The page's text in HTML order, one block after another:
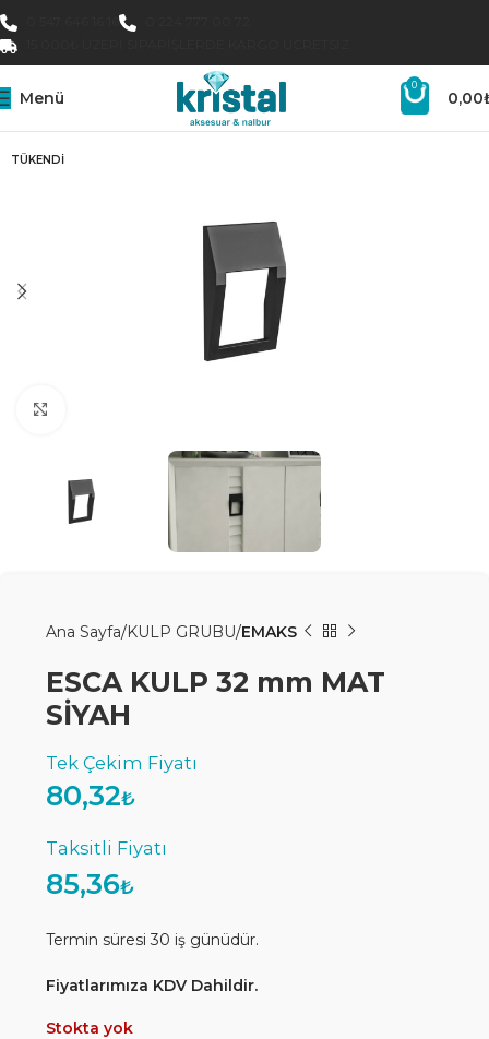
Menü
0
0,00
TÜKENDI
Ana Sayfa KULP GRUBU EMAKS
ESCA KULP 32 mm MAT
SİYAH
80,32₺
85,36₺
Termin süresi 30 iş günüdür.
Fiyatlarımıza KDV Dahildir.
Stokta yok